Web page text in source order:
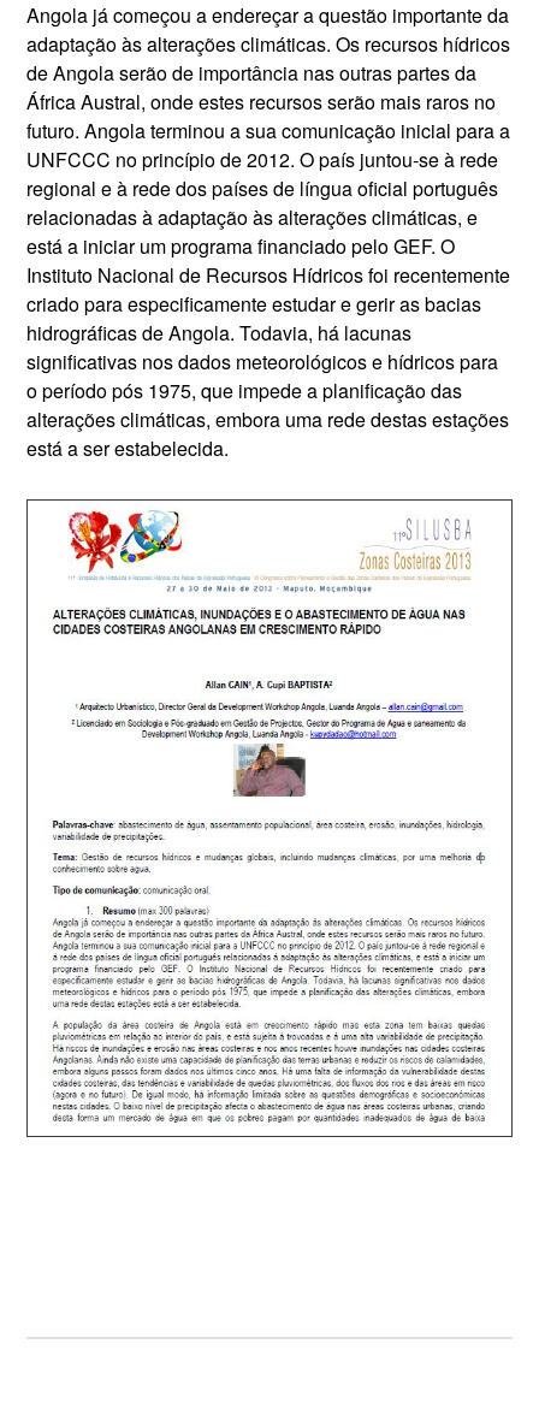
Angola já começou a endereçar a questão importante da
adaptação às alterações climáticas. Os recursos hídricos
de Angola serão de importância nas outras partes da
África Austral, onde estes recursos serão mais raros no
futuro. Angola terminou a sua comunicação inicial para a
UNFCCC no princípio de 2012. O país juntou-se à rede
regional e à rede dos países de língua oficial português
relacionadas à adaptação às alterações climáticas, e
está a iniciar um programa financiado pelo GEF. O
Instituto Nacional de Recursos Hídricos foi recentemente
criado para especificamente estudar e gerir as bacias
hidrográficas de Angola. Todavia, há lacunas
significativas nos dados meteorológicos e hídricos para
o período pós 1975, que impede a planificação das
alterações climáticas, embora uma rede destas estações
está a ser estabelecida.